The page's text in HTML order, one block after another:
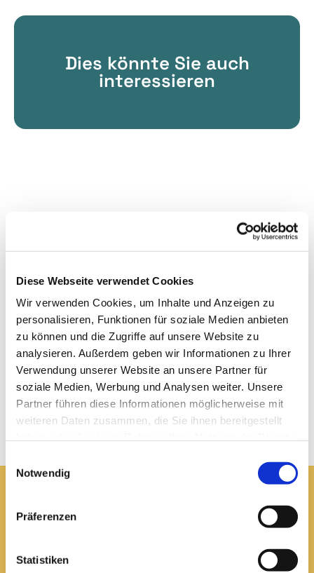
Diese Webseite verwendet Cookies
Wir verwenden Cookies, um Inhalte und Anzeigen zu
personalisieren, Funktionen für soziale Medien anbieten
zu können und die Zugriffe auf unsere Website zu
analysieren. Außerdem geben wir Informationen zu Ihrer
Verwendung unserer Website an unsere Partner für
soziale Medien, Werbung und Analysen weiter. Unsere
Partner führen diese Informationen möglicherweise mit
weiteren Daten zusammen, die Sie ihnen bereitgestellt
Notwendig
Präferenzen
Statistiken
Dies könnte Sie auch
interessieren
Pfarrei St. Elisabeth Arnstadt